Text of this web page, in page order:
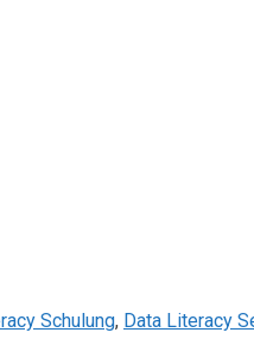
Schulung, Data Literacy